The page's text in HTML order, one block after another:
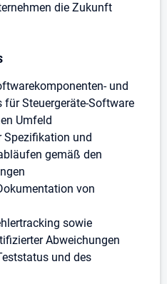
die Zukunft
und
Steuergeräte-Software
Umfeld
Spezifikation und
gemäß den
von
sowie
Abweichungen
und des